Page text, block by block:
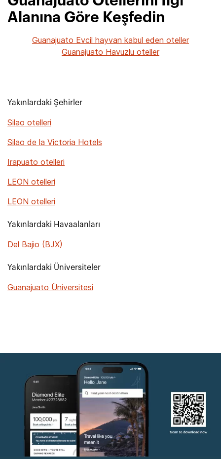
Alanına Göre Keşfedin
Guanajuato Evcil hayvan kabul eden oteller
Guanajuato Havuzlu oteller
Yakınlardaki Şehirler
Silao otelleri
Silao de la Victoria Hotels
Irapuato otelleri
LEON otelleri
LEON otelleri
Yakınlardaki Havaalanları
Del Bajio (BJX)
Yakınlardaki Üniversiteler
Guanajuato Üniversitesi